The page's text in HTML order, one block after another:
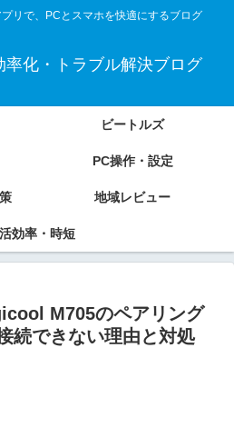
リで、PCとスマホを快適にするブログ
率化・トラブル解決ブログ
ビートルズ
PC操作・設定
地域レビュー
効率・時短
M705のペアリング
続できない理由と対処